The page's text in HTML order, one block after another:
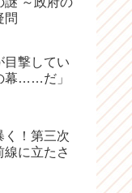
問
目撃してい
幕……だ」
く！第三次
に立たさ